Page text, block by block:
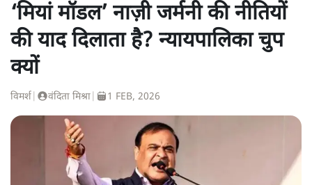
‘मियां मॉडल’ नाज़ी जर्मनी की नीतियों
की याद दिलाता है? न्यायपालिका चुप
क्यों
विमर्श वंदिता मिश्रा 1 FEB, 2026